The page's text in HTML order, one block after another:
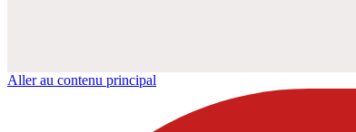
Aller au contenu principal